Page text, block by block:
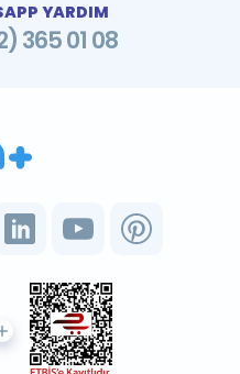
YARDIM
365 01 08